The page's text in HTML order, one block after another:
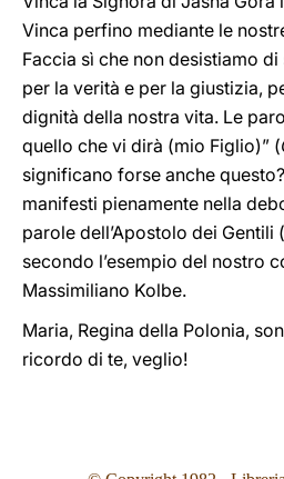
Vinca perfino mediante le
Faccia sì che non desistiamo
per la verità e per la giustizia,
dignità della nostra vita. Le
quello che vi dirà (mio Figlio)” (
significano forse anche
manifesti pienamente nella
parole dell’Apostolo dei Gentili
secondo l’esempio del nostro
Massimiliano Kolbe.
Maria, Regina della Polonia,
ricordo di te, veglio!